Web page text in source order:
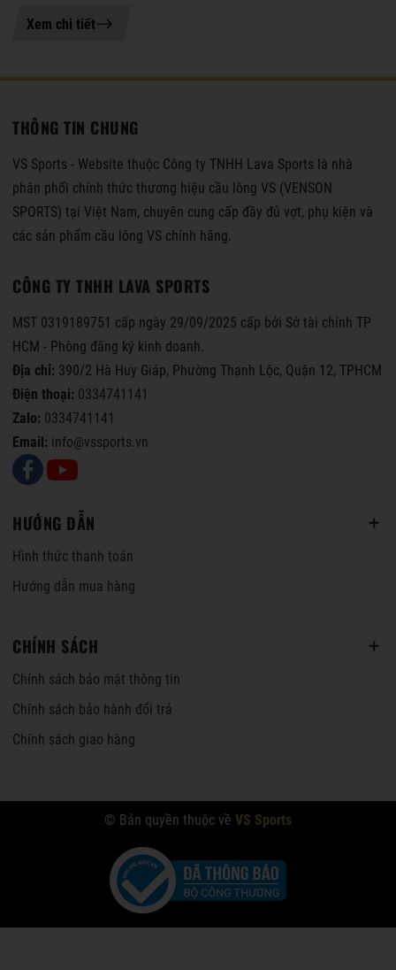
21-07-2026 11:04
Xem chi tiết
THÔNG TIN CHUNG
VS Sports - Website thuộc Công ty TNHH Lava Sports là nhà
phân phối chính thức thương hiệu cầu lông VS (VENSON
SPORTS) tại Việt Nam, chuyên cung cấp đầy đủ vợt, phụ kiện và
các sản phẩm cầu lông VS chính hãng.
CÔNG TY TNHH LAVA SPORTS
MST 0319189751 cấp ngày 29/09/2025 cấp bởi Sở tài chính TP
HCM - Phòng đăng ký kinh doanh.
Địa chỉ: 390/2 Hà Huy Giáp, Phường Thạnh Lộc, Quận 12, TPHCM
Điện thoại: 0334741141
Zalo: 0334741141
Email: info@vssports.vn
HƯỚNG DẪN
Hình thức thanh toán
Hướng dẫn mua hàng
CHÍNH SÁCH
Chính sách bảo mật thông tin
Chính sách bảo hành đổi trả
Chính sách giao hàng
© Bản quyền thuộc về VS Sports